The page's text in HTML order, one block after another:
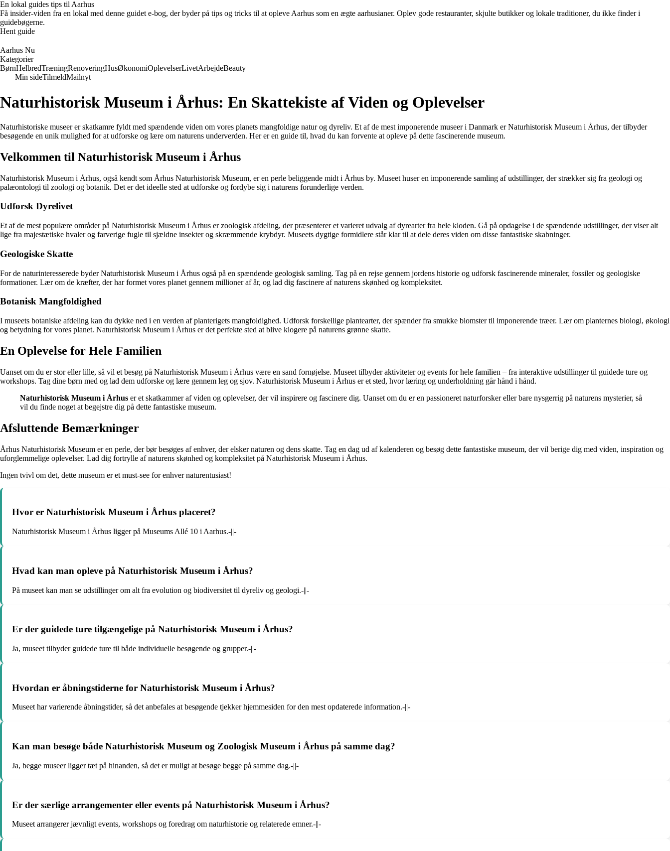
En lokal guides tips til Aarhus
Få insider-viden fra en lokal med denne guidet e-bog, der byder på tips og tricks til at opleve Aarhus som en ægte aarhusianer. Oplev gode restauranter, skjulte butikker og lokale traditioner, du ikke finder i
guidebøgerne.
Hent guide
Aarhus Nu
Kategorier
BørnHelbredTræningRenoveringHusØkonomiOplevelserLivetArbejdeBeauty
Min sideTilmeldMailnyt
Naturhistorisk Museum i Århus: En Skattekiste af Viden og Oplevelser
Naturhistoriske museer er skatkamre fyldt med spændende viden om vores planets mangfoldige natur og dyreliv. Et af de mest imponerende museer i Danmark er Naturhistorisk Museum i Århus, der tilbyder
besøgende en unik mulighed for at udforske og lære om naturens underverden. Her er en guide til, hvad du kan forvente at opleve på dette fascinerende museum.
Velkommen til Naturhistorisk Museum i Århus
Naturhistorisk Museum i Århus, også kendt som Århus Naturhistorisk Museum, er en perle beliggende midt i Århus by. Museet huser en imponerende samling af udstillinger, der strækker sig fra geologi og
palæontologi til zoologi og botanik. Det er det ideelle sted at udforske og fordybe sig i naturens forunderlige verden.
Udforsk Dyrelivet
Et af de mest populære områder på Naturhistorisk Museum i Århus er zoologisk afdeling, der præsenterer et varieret udvalg af dyrearter fra hele kloden. Gå på opdagelse i de spændende udstillinger, der viser alt
lige fra majestætiske hvaler og farverige fugle til sjældne insekter og skræmmende krybdyr. Museets dygtige formidlere står klar til at dele deres viden om disse fantastiske skabninger.
Geologiske Skatte
For de naturinteresserede byder Naturhistorisk Museum i Århus også på en spændende geologisk samling. Tag på en rejse gennem jordens historie og udforsk fascinerende mineraler, fossiler og geologiske
formationer. Lær om de kræfter, der har formet vores planet gennem millioner af år, og lad dig fascinere af naturens skønhed og kompleksitet.
Botanisk Mangfoldighed
I museets botaniske afdeling kan du dykke ned i en verden af planterigets mangfoldighed. Udforsk forskellige plantearter, der spænder fra smukke blomster til imponerende træer. Lær om planternes biologi, økologi
og betydning for vores planet. Naturhistorisk Museum i Århus er det perfekte sted at blive klogere på naturens grønne skatte.
En Oplevelse for Hele Familien
Uanset om du er stor eller lille, så vil et besøg på Naturhistorisk Museum i Århus være en sand fornøjelse. Museet tilbyder aktiviteter og events for hele familien – fra interaktive udstillinger til guidede ture og
workshops. Tag dine børn med og lad dem udforske og lære gennem leg og sjov. Naturhistorisk Museum i Århus er et sted, hvor læring og underholdning går hånd i hånd.
Naturhistorisk Museum i Århus er et skatkammer af viden og oplevelser, der vil inspirere og fascinere dig. Uanset om du er en passioneret naturforsker eller bare nysgerrig på naturens mysterier, så
vil du finde noget at begejstre dig på dette fantastiske museum.
Afsluttende Bemærkninger
Århus Naturhistorisk Museum er en perle, der bør besøges af enhver, der elsker naturen og dens skatte. Tag en dag ud af kalenderen og besøg dette fantastiske museum, der vil berige dig med viden, inspiration og
uforglemmelige oplevelser. Lad dig fortrylle af naturens skønhed og kompleksitet på Naturhistorisk Museum i Århus.
Ingen tvivl om det, dette museum er et must-see for enhver naturentusiast!
Hvor er Naturhistorisk Museum i Århus placeret?
Naturhistorisk Museum i Århus ligger på Museums Allé 10 i Aarhus.-||-
Hvad kan man opleve på Naturhistorisk Museum i Århus?
På museet kan man se udstillinger om alt fra evolution og biodiversitet til dyreliv og geologi.-||-
Er der guidede ture tilgængelige på Naturhistorisk Museum i Århus?
Ja, museet tilbyder guidede ture til både individuelle besøgende og grupper.-||-
Hvordan er åbningstiderne for Naturhistorisk Museum i Århus?
Museet har varierende åbningstider, så det anbefales at besøgende tjekker hjemmesiden for den mest opdaterede information.-||-
Kan man besøge både Naturhistorisk Museum og Zoologisk Museum i Århus på samme dag?
Ja, begge museer ligger tæt på hinanden, så det er muligt at besøge begge på samme dag.-||-
Er der særlige arrangementer eller events på Naturhistorisk Museum i Århus?
Museet arrangerer jævnligt events, workshops og foredrag om naturhistorie og relaterede emner.-||-